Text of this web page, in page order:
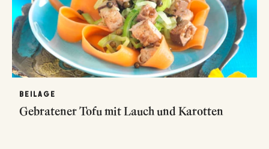
BEILAGE
Gebratener Tofu mit Lauch und Karotten